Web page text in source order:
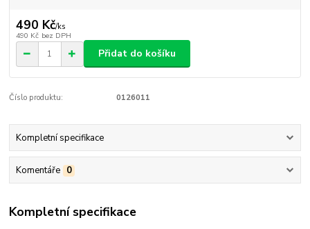
490 Kč/ks
490 Kč bez DPH
Přidat do košíku
Číslo produktu: 0126011
Kompletní specifikace
Komentáře 0
Kompletní specifikace